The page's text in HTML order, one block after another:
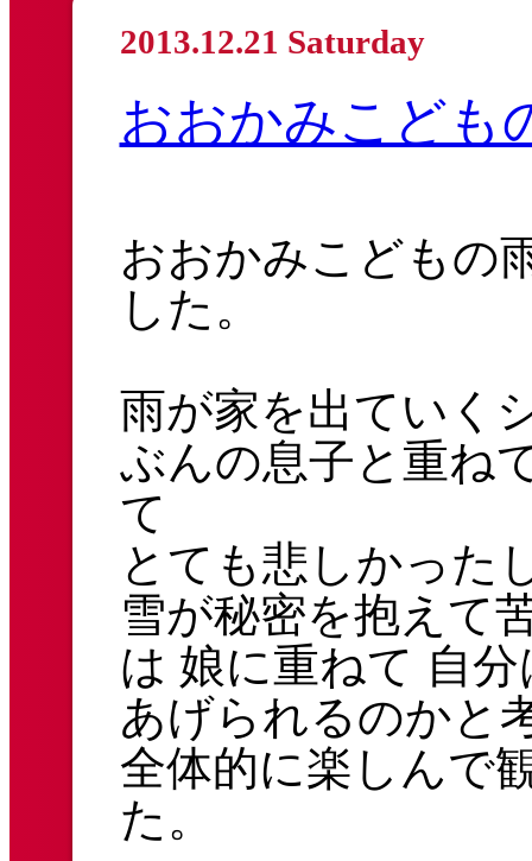
2013.12.21 Saturday
おおかみこども
おおかみこどもの
した。
雨が家を出ていく
ぶんの息子と重ね
て
とても悲しかった
雪が秘密を抱えて
は 娘に重ねて 自
あげられるのかと
全体的に楽しんで
た。